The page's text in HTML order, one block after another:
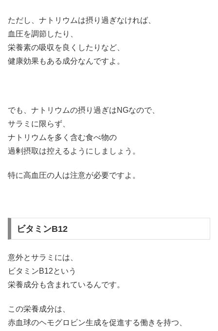
ただし、ナトリウムは摂り過ぎなければ、
血圧を調節したり、
栄養素の吸収を良くしたりなど、
健康効果もある成分なんですよ。
でも、ナトリウムの摂り過ぎはNGなので、
サラミに限らず、
ナトリウムを多く含む食べ物の
過剰摂取は控えるようにしましょう。
特に高血圧の人は注意が必要ですよ。
ビタミンB12
意外とサラミには、
ビタミンB12という
栄養成分も含まれているんです。
この栄養成分は、
赤血球のヘモグロビン生成を促進する働きを持つ、